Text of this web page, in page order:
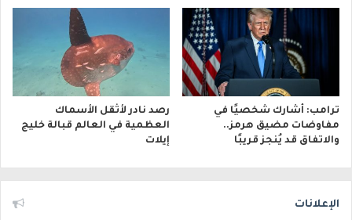
ترامب: أشارك شخصيًا في
مفاوضات مضيق هرمز..
والاتفاق قد يُنجز قريبًا
رصد نادر لأثقل الأسماك
العظمية في العالم قبالة خليج
إيلات
الإعلانات